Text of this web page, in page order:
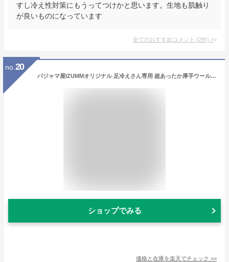
すし冷え性対策にもうってつけかと思います。生地も肌触り
が良いものになっています
全てのおすすめコメント (2件) >
no. 20
パジャマ屋IZUMMオリジナル 足冷えさん専用 超あったか厚手ウールふかふかパイルソックス 消臭性の高い上質メリノウール採用 冬のマストくつした 日本製
ショップでみる
価格と在庫を楽天でチェック >>